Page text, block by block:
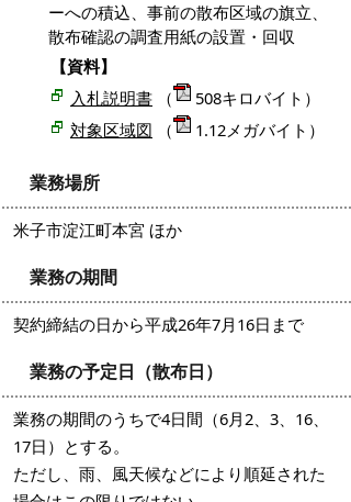
ーへの積込、事前の散布区域の旗立、
散布確認の調査用紙の設置・回収
【資料】
入札説明書
（
508キロバイト）
対象区域図
（ 1.12メガバイト）
業務場所
米子市淀江町本宮 ほか
業務の期間
契約締結の日から平成26年7月16日まで
業務の予定日（散布日）
業務の期間のうちで4日間（6月2、3、16、
17日）とする。
ただし、雨、風天候などにより順延された